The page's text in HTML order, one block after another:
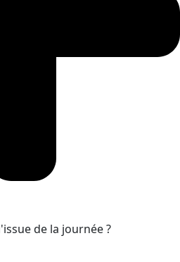
de la journée ?